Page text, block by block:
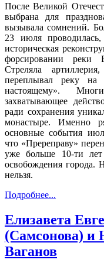
После Великой
выбрана для
вызывала сомнений.
23 июля
историческая
форсировании реки
Стреляла
переплывал реку
настоящему».
захватывающее
ради сохранения
монастыре. Именно
основные события
что «Пререправу»
уже больше 10-ти
освобождения города.
нельзя.
Подробнее...
Елизавета
(Самсонова) и
Ваганов